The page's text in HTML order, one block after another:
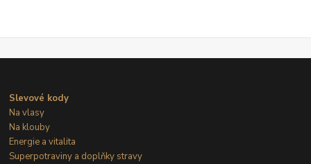
Slevové kody
Na vlasy
Na klouby
Energie a vitalita
Superpotraviny a doplňky stravy